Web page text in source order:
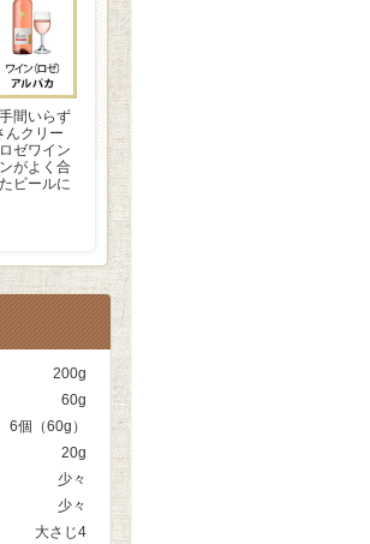
間いらず
んクリー
ゼワイン
がよく合
ビールに
200g
60g
6個（60g）
20g
少々
少々
大さじ4